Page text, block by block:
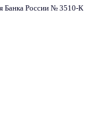
Банка России № 3510‑К